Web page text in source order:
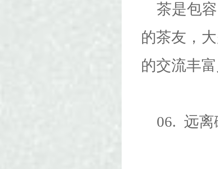
茶是包容
的茶友，
的交流丰
06. 远离